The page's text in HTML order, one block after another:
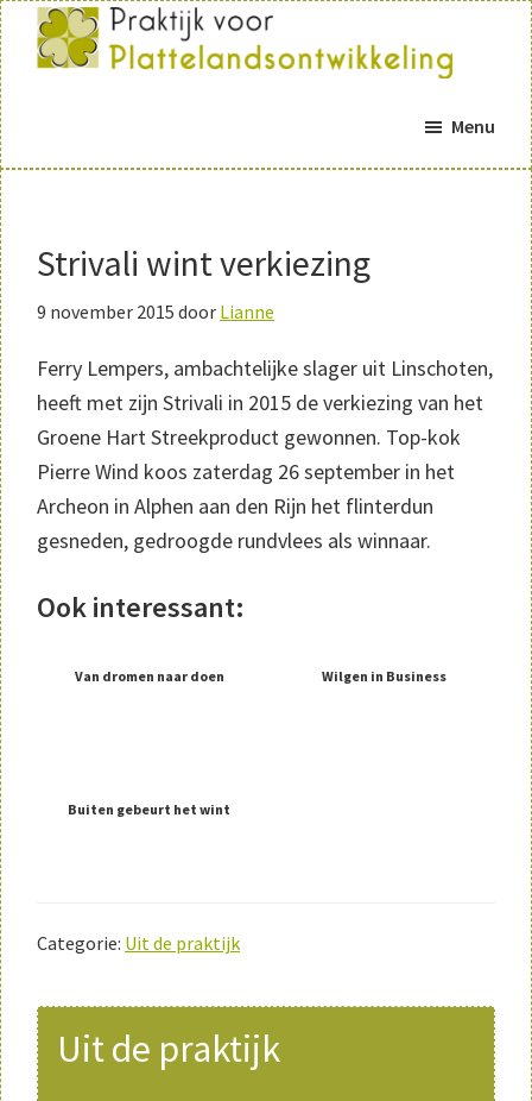
Door
naar
de
hoofd
inhoud
Spring
naar
de
eerste
sidebarplattelandsontwikkeling
Menu
Strivali wint verkiezing
9 november 2015 door Lianne
Ferry Lempers, ambachtelijke slager uit Linschoten,
heeft met zijn Strivali in 2015 de verkiezing van het
Groene Hart Streekproduct gewonnen. Top-kok
Pierre Wind koos zaterdag 26 september in het
Archeon in Alphen aan den Rijn het flinterdun
gesneden, gedroogde rundvlees als winnaar.
Ook interessant:
Van dromen naar doen Wilgen in Business
Buiten gebeurt het wint
Categorie: Uit de praktijk
Primaire
Uit de praktijk